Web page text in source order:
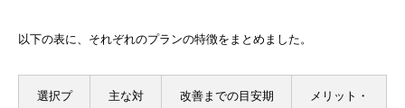
以下の表に、それぞれのプランの特徴をまとめました。
選択プ
主な対
改善までの目安期
メリット・